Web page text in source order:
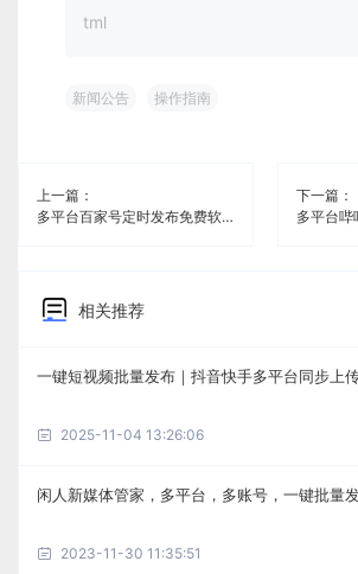
tml
新闻公告 操作指南
上一篇：
多平台百家号定时发布免费软件《闲人新媒体管家》
下一篇：
相关推荐
一键短视频批量发布｜抖音快手多平台同步上
2025-11-04 13:26:06
闲人新媒体管家，多平台，多账号，一键批量
2023-11-30 11:35:51